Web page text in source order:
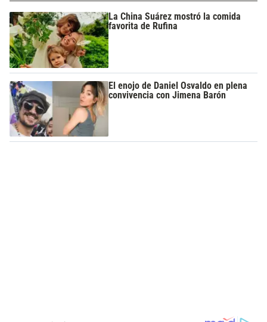
La China Suárez mostró la comida
favorita de Rufina
El enojo de Daniel Osvaldo en plena
convivencia con Jimena Barón